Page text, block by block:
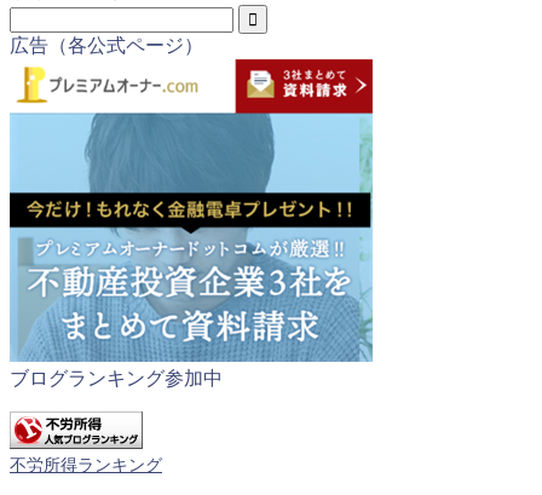
広告（各公式ページ）
ブログランキング参加中
不労所得ランキング